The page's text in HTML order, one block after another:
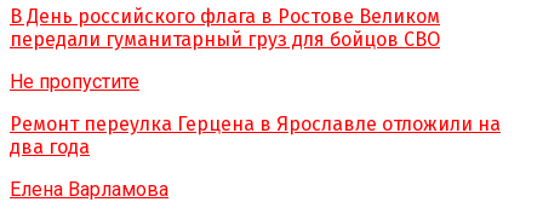
В День российского флага в Ростове Великом
передали гуманитарный груз для бойцов СВО
Не пропустите
Ремонт переулка Герцена в Ярославле отложили на
два года
Елена Варламова